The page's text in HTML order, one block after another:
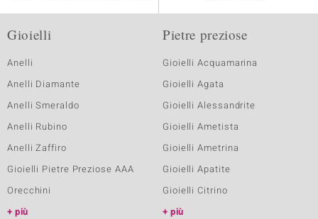
Gioielli
Anelli
Anelli Diamante
Anelli Smeraldo
Anelli Rubino
Anelli Zaffiro
Gioielli Pietre Preziose AAA
Orecchini
più
Pietre preziose
Gioielli Acquamarina
Gioielli Agata
Gioielli Alessandrite
Gioielli Ametista
Gioielli Ametrina
Gioielli Apatite
Gioielli Citrino
più